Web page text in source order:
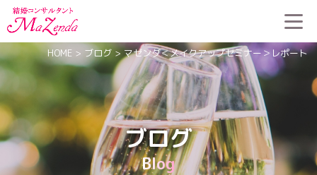
ブログ
Blog
HOME > ブログ > マゼンダ＜メイクアップセミナー＞レポート